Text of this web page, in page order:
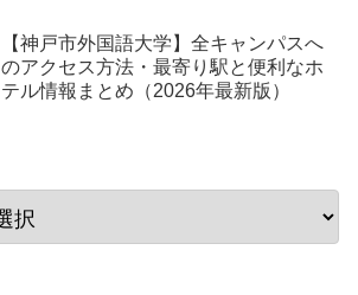
【神戸市外国語大学】全キャンパスへ
のアクセス方法・最寄り駅と便利なホ
テル情報まとめ（2026年最新版）